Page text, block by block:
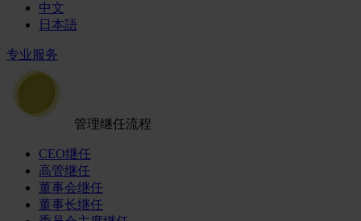
中文
日本語
专业服务
管理继任流程
CEO继任
高管继任
董事会继任
董事长继任